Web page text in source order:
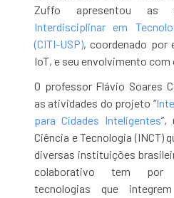
Zuffo apresentou as
Interdisciplinar em
(CITI-USP), coordenado por
IoT, e seu envolvimento
O professor Flávio Soares
as atividades do projeto “
para Cidades Inteligentes”,
Ciência e Tecnologia (INCT)
diversas instituições
colaborativo tem por
tecnologias que